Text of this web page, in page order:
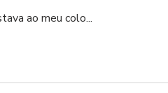
ao meu colo...